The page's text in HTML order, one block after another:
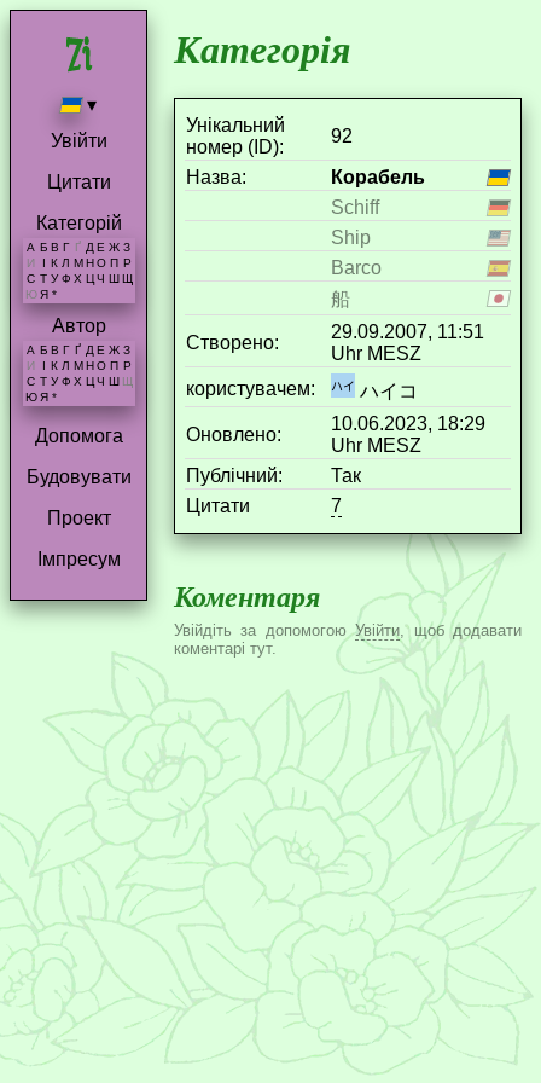
▾
Увійти
Цитати
Категорій
А Б В Г Ґ Д Е Ж З
И
І К Л М Н О П Р
С Т У Ф Х Ц Ч Ш Щ
Ю Я *
Автор
А Б В Г Ґ Д Е Ж З
И
К Л М Н О П Р
С Т У Ф Х Ц Ч Ш Щ
Ю Я *
Допомога
Будовувати
Проект
Імпресум
Категорія
Унікальний
номер (ID):
92
Назва:
Корабель
Schiff
Ship
Barco
船
Створено:
29.09.2007, 11:51
Uhr MESZ
користувачем:
ハイコ
Оновлено:
10.06.2023, 18:29
Uhr MESZ
Публічний:
Так
Цитати
7
Коментаря
Увійдіть за допомогоюУвійти , щоб додавати
коментарі тут.